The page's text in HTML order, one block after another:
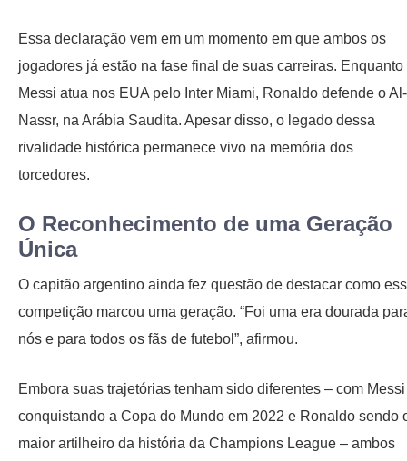
Essa declaração vem em um momento em que ambos os
jogadores já estão na fase final de suas carreiras. Enquanto
Messi atua nos EUA pelo Inter Miami, Ronaldo defende o Al-
Nassr, na Arábia Saudita. Apesar disso, o legado dessa
rivalidade histórica permanece vivo na memória dos
torcedores.
O Reconhecimento de uma Geração
Única
O capitão argentino ainda fez questão de destacar como
competição marcou uma geração. “Foi uma era dourada
nós e para todos os fãs de futebol”, afirmou.
Embora suas trajetórias tenham sido diferentes – com Messi
conquistando a Copa do Mundo em 2022 e Ronaldo sendo
maior artilheiro da história da Champions League – ambos